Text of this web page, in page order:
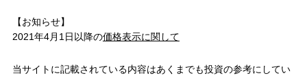
【お知らせ】
2021年4月1日以降の価格表示に関して
当サイトに記載されている内容はあくまでも投資の参考にしてい